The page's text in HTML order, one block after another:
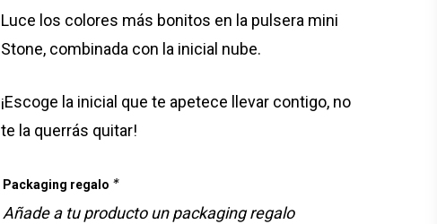
Luce los colores más bonitos en la pulsera mini
Stone, combinada con la inicial nube.
¡Escoge la inicial que te apetece llevar contigo, no
te la querrás quitar!
Packaging regalo *
Añade a tu producto un packaging regalo